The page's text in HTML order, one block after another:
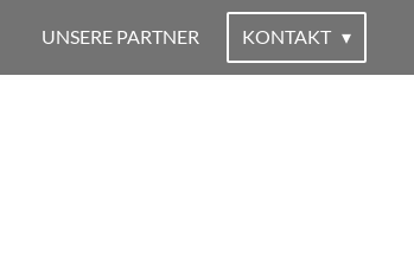
UNSERE PARTNER KONTAKT